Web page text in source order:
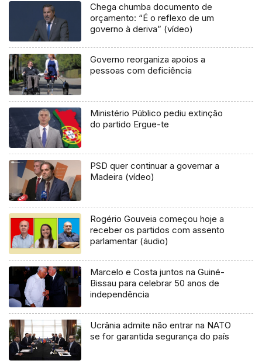
Chega chumba documento de
orçamento: “É o reflexo de um
governo à deriva” (vídeo)
Governo reorganiza apoios a
pessoas com deficiência
Ministério Público pediu extinção
do partido Ergue-te
PSD quer continuar a governar a
Madeira (vídeo)
Rogério Gouveia começou hoje a
receber os partidos com assento
parlamentar (áudio)
Marcelo e Costa juntos na Guiné-
Bissau para celebrar 50 anos de
independência
Ucrânia admite não entrar na NATO
se for garantida segurança do país